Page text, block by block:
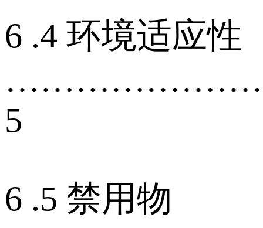
6 .4 环境适应性
5
6 .5 禁用物